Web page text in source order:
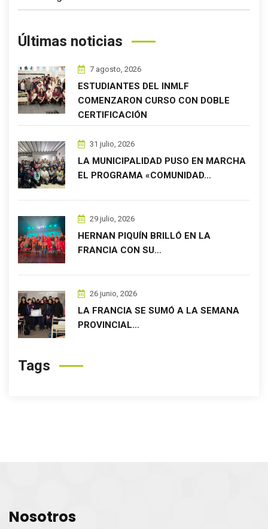
Últimas noticias
7 agosto, 2026
ESTUDIANTES DEL INMLF
COMENZARON CURSO CON DOBLE
CERTIFICACIÓN
31 julio, 2026
LA MUNICIPALIDAD PUSO EN MARCHA
EL PROGRAMA «COMUNIDAD…
29 julio, 2026
HERNAN PIQUÍN BRILLÓ EN LA
FRANCIA CON SU…
26 junio, 2026
LA FRANCIA SE SUMÓ A LA SEMANA
PROVINCIAL…
Tags
Nosotros